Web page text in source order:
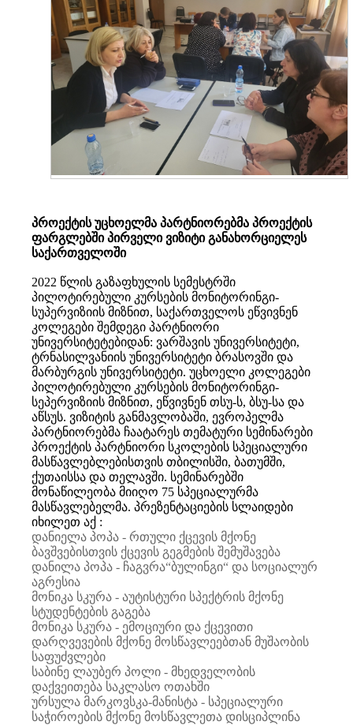
პროექტის უცხოელმა პარტნიორებმა პროექტის
ფარგლებში პირველი ვიზიტი განახორციელეს
საქართველოში
2022 წლის გაზაფხულის სემესტრში
პილოტირებული კურსების მონიტორინგი-
სუპერვიზიის მიზნით, საქართველოს ეწვივნენ
კოლეგები შემდეგი პარტნიორი
უნივერსიტეტებიდან: ვარშავის უნივერსიტეტი,
ტრნასილვანიის უნივერსიტეტი ბრასოვში და
მარბურგის უნივერსიტეტი. უცხოელი კოლეგები
პილოტირებული კურსების მონიტორინგი-
სეპერვიზიის მიზნით, ეწვივნენ თსუ-ს, ბსუ-სა და
აწსუს. ვიზიტის განმავლობაში, ევროპელმა
პარტნიორებმა ჩაატარეს თემატური სემინარები
პროექტის პარტნიორი სკოლების სპეციალური
მასწავლებლებისთვის თბილისში, ბათუმში,
ქუთაისსა და თელავში. სემინარებში
მონაწილეობა მიიღო 75 სპეციალურმა
მასწავლებელმა. პრეზენტაციების სლაიდები
იხილეთ აქ :
დანიელა პოპა - რთული ქცევის მქონე
ბავშვებისთვის ქცევის გეგმების შემუშავება
დანილა პოპა - ჩაგვრა“ბულინგი“ და სოციალურ
აგრესია
მონიკა სკურა - აუტისტური სპექტრის მქონე
სტუდენტების გაგება
მონიკა სკურა - ემოციური და ქცევითი
დარღვევების მქონე მოსწავლეებთან მუშაობის
საფუძვლები
საბინე ლაუბერ პოლი - მხედველობის
დაქვეითება საკლასო ოთახში
ურსულა მარკოვსკა-მანისტა - სპეციალური
საჭიროების მქონე მოსწავლეთა დისციპლინა